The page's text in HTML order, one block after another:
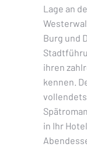
Lage an
Burg und
ihren
kennen.
in Ihr